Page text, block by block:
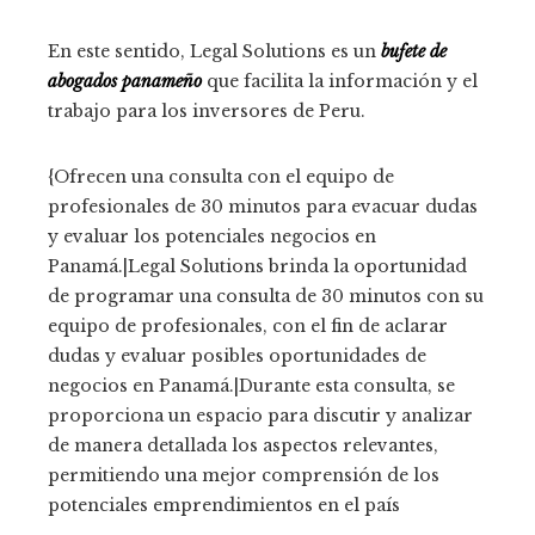
En este sentido, Legal Solutions es un bufete de
abogados panameñoque facilita la información y el
trabajo para los inversores de Peru.
{Ofrecen una consulta con el equipo de
profesionales de 30 minutos para evacuar dudas
y evaluar los potenciales negocios en
Panamá.| Legal Solutions brinda la oportunidad
de programar una consulta de 30 minutos con su
equipo de profesionales, con el fin de aclarar
dudas y evaluar posibles oportunidades de
negocios en Panamá.|Durante esta consulta, se
proporciona un espacio para discutir y analizar
de manera detallada los aspectos relevantes,
permitiendo una mejor comprensión de los
potenciales emprendimientos en el país